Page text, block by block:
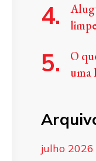
O
uma
julho 2026